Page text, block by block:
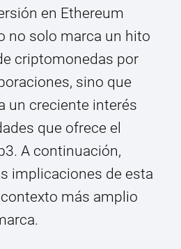
en Ethereum
no solo marca un hito
criptomonedas por
sino que
un creciente interés
que ofrece el
A continuación,
implicaciones de esta
más amplio